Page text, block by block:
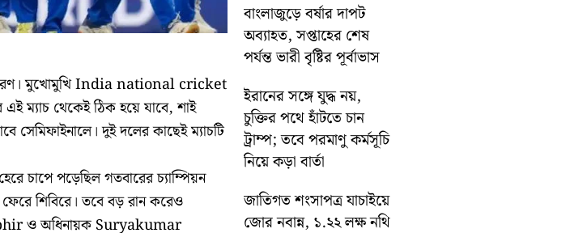
মুখোমুখি India national cricket
থেকেই ঠিক হয়ে যাবে, শাই
সেমিফাইনালে। দুই দলের কাছেই ম্যাচটি
চাপে পড়েছিল গতবারের চ্যাম্পিয়ন
ফেরে শিবিরে। তবে বড় রান করেও
ও অধিনায়ক Suryakumar
বাংলাজুড়ে বর্ষার দাপট
অব্যাহত, সপ্তাহের শেষ
পর্যন্ত ভারী বৃষ্টির পূর্বাভাস
ইরানের সঙ্গে যুদ্ধ নয়,
চুক্তির পথে হাঁটতে চান
ট্রাম্প; তবে পরমাণু কর্মসূচি
নিয়ে কড়া বার্তা
জাতিগত শংসাপত্র যাচাইয়ে
জোর নবান্ন, ১.২২ লক্ষ নথি